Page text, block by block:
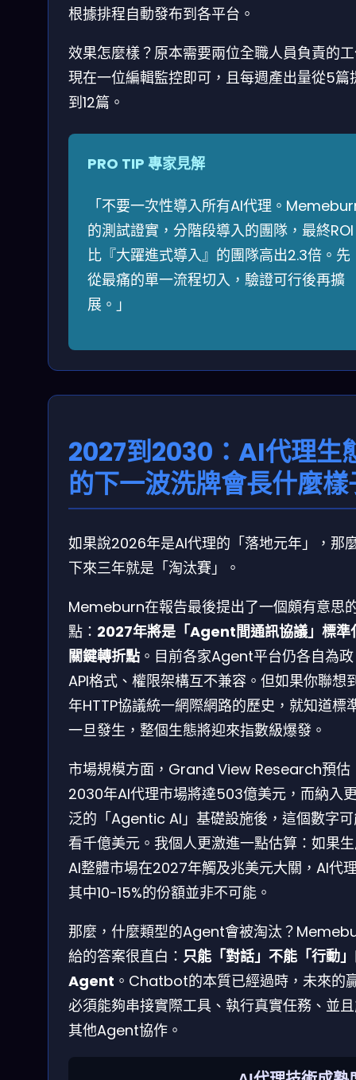
根據排程自動發布到各平台。
效果怎麼樣？原本需要兩位全職人員負責的
現在一位編輯監控即可，且每週產出量從5篇
到12篇。
PRO TIP 專家見解
「不要一次性導入所有AI代理。
的測試證實，分階段導入的團隊，最終ROI
比『大躍進式導入』的團隊高出2.3倍。先
從最痛的單一流程切入，驗證可行後再擴
展。」
2027到2030：AI代理生
的下一波洗牌會長什麼樣
如果說2026年是AI代理的「落地元年」，那
下來三年就是「淘汰賽」。
Memeburn在報告最後提出了一個頗有意思
點： 2027年將是「Agent間通訊協議」標準
關鍵轉折點 。目前各家Agent平台仍各自為
API格式、權限架構互不兼容。但如果你聯想
年HTTP協議統一網際網路的歷史，就知道標
一旦發生，整個生態將迎來指數級爆發。
市場規模方面，Grand View Research預估
2030年AI代理市場將達503億美元，而納入
泛的「Agentic AI」基礎設施後，這個數字
看千億美元。我個人更激進一點估算：如果
AI整體市場在2027年觸及兆美元大關，AI代
其中10-15%的份額並非不可能。
那麼，什麼類型的Agent會被淘汰？
給的答案很直白： 只能「對話」不能「行動
Agent 。Chatbot的本質已經過時，未來的
必須能夠串接實際工具、執行真實任務、並
其他Agent協作。